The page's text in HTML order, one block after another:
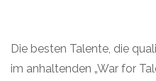
Die besten Talente, die
im anhaltenden „War for